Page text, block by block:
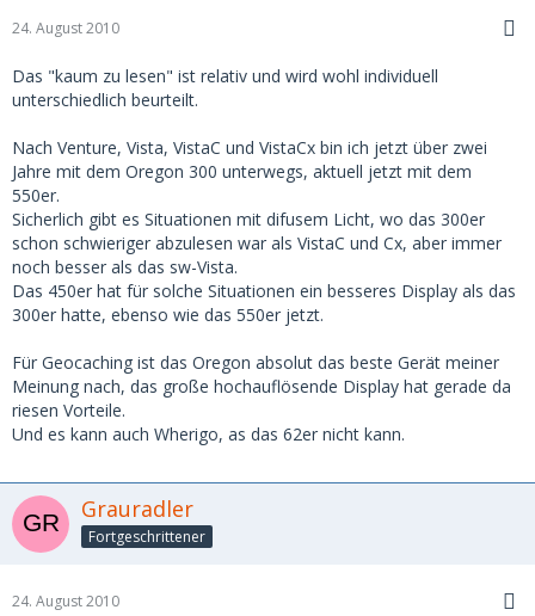
24. August 2010
Das "kaum zu lesen" ist relativ und wird wohl individuell
unterschiedlich beurteilt.
Nach Venture, Vista, VistaC und VistaCx bin ich jetzt über zwei
Jahre mit dem Oregon 300 unterwegs, aktuell jetzt mit dem
550er.
Sicherlich gibt es Situationen mit difusem Licht, wo das 300er
schon schwieriger abzulesen war als VistaC und Cx, aber immer
noch besser als das sw-Vista.
Das 450er hat für solche Situationen ein besseres Display als das
300er hatte, ebenso wie das 550er jetzt.
Für Geocaching ist das Oregon absolut das beste Gerät meiner
Meinung nach, das große hochauflösende Display hat gerade da
riesen Vorteile.
Und es kann auch Wherigo, as das 62er nicht kann.
Grauradler
Fortgeschrittener
24. August 2010